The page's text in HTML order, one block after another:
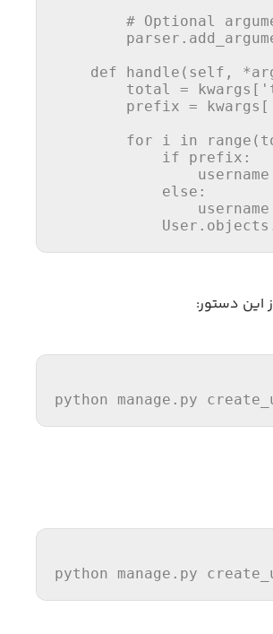
# Optional
def
handle ( self,
        total = kwargs[
        prefix = kwargs[
for i in range
if prefix:
username
else :
این دستور:
python manage.py
python manage.py